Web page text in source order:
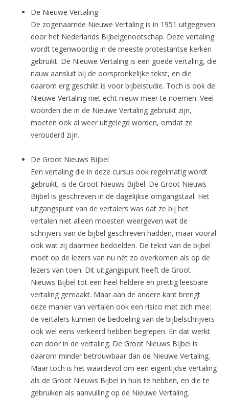
De Nieuwe Vertaling
De zogenaamde Nieuwe Vertaling is in 1951 uitgegeven
door het Nederlands Bijbelgenootschap. Deze vertaling
wordt tegenwoordig in de meeste protestantse kerken
gebruikt. De Nieuwe Vertaling is een goede vertaling, die
nauw aansluit bij de oorspronkelijke tekst, en die
daarom erg geschikt is voor bijbelstudie. Toch is ook de
Nieuwe Vertaling niet echt nieuw meer te noemen. Veel
woorden die in de Nieuwe Vertaling gebruikt zijn,
moeten ook al weer uitgelegd worden, omdat ze
verouderd zijn.
De Groot Nieuws Bijbel
Een vertaling die in deze cursus ook regelmatig wordt
gebruikt, is de Groot Nieuws Bijbel. De Groot Nieuws
Bijbel is geschreven in de dagelijkse omgangstaal. Het
uitgangspunt van de vertalers was dat ze bij het
vertalen niet alleen moesten weergeven wat de
schrijvers van de bijbel geschreven hadden, maar vooral
ook wat zij daarmee bedoelden. De tekst van de bijbel
moet op de lezers van nu nét zo overkomen als op de
lezers van toen. Dit uitgangspunt heeft de Groot
Nieuws Bijbel tot een heel heldere en prettig leesbare
vertaling gemaakt. Maar aan de andere kant brengt
deze manier van vertalen ook een risico met zich mee:
de vertalers kunnen de bedoeling van de bijbelschrijvers
ook wel eens verkeerd hebben begrepen. En dat werkt
dan door in de vertaling. De Groot Nieuws Bijbel is
daarom minder betrouwbaar dan de Nieuwe Vertaling.
Maar toch is het waardevol om een eigentijdse vertaling
als de Groot Nieuws Bijbel in huis te hebben, en die te
gebruiken als aanvulling op de Nieuwe Vertaling.